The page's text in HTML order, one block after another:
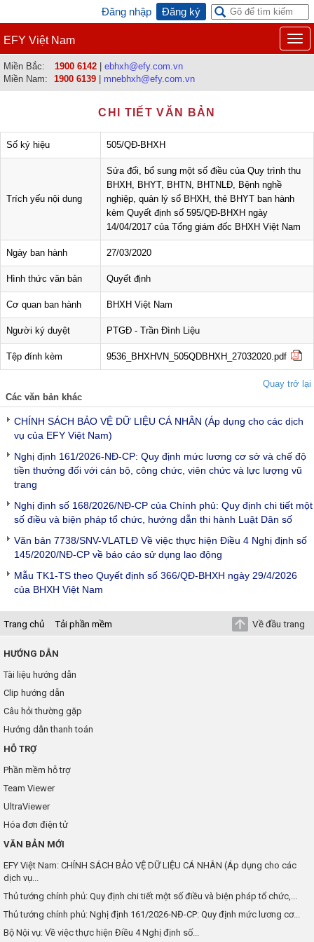
Đăng ký
Đăng nhập
EFY Việt Nam
Miền Bắc: 1900 6142
ebhxh@efy.com.vn
Miền Nam:
1900 6139 mnebhxh@efy.com.vn
CHI TIẾT VĂN BẢN
Số ký hiệu 505/QĐ-BHXH
Trích yếu nội dung
Sửa đổi, bổ sung một số điều của Quy trình thu
BHXH, BHYT, BHTN, BHTNLĐ, Bệnh nghề
nghiệp, quản lý sổ BHXH, thẻ BHYT ban hành
kèm Quyết định số 595/QĐ-BHXH ngày
14/04/2017 của Tổng giám đốc BHXH Việt Nam
Ngày ban hành 27/03/2020
Hình thức văn bản Quyết định
Cơ quan ban hành BHXH Việt Nam
Người ký duyệt PTGĐ - Trần Đình Liệu
Tệp đính kèm 9536_BHXHVN_505QDBHXH_27032020.pdf
Quay trở lại
Các văn bản khác
CHÍNH SÁCH BẢO VỆ DỮ LIỆU CÁ NHÂN (Áp dụng cho các dịch
vụ của EFY Việt Nam)
Nghị định 161/2026-NĐ-CP: Quy định mức lương cơ sở và chế độ
tiền thưởng đối với cán bộ, công chức, viên chức và lực lượng vũ
trang
Nghị định số 168/2026/NĐ-CP của Chính phủ: Quy định chi tiết một
số điều và biện pháp tổ chức, hướng dẫn thi hành Luật Dân số
Văn bản 7738/SNV-VLATLĐ Về việc thực hiện Điều 4 Nghị định số
145/2020/NĐ-CP về báo cáo sử dụng lao động
Mẫu TK1-TS theo Quyết định số 366/QĐ-BHXH ngày 29/4/2026
của BHXH Việt Nam
Trang chủ Tải phần mềm Về đầu trang
HƯỚNG DẪN
Tài liệu hướng dẫn
Clip hướng dẫn
Câu hỏi thường gặp
Hướng dẫn thanh toán
HỖ TRỢ
Phần mềm hỗ trợ
Team Viewer
UltraViewer
Hóa đơn điện tử
VĂN BẢN MỚI
EFY Việt Nam: CHÍNH SÁCH BẢO VỆ DỮ LIỆU CÁ NHÂN (Áp dụng cho các
dịch vụ...
Thủ tướng chính phủ: Quy định chi tiết một số điều và biện pháp tổ chức,...
Thủ tướng chính phủ: Nghị định 161/2026-NĐ-CP: Quy định mức lương cơ...
Bộ Nội vụ: Về việc thực hiện Điều 4 Nghị định số...